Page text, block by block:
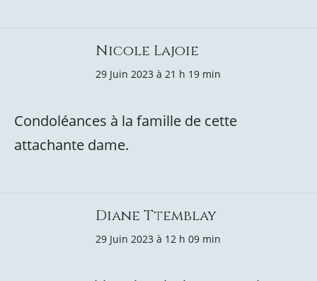
Nicole Lajoie
29 Juin 2023 à 21 h 19 min
Condoléances à la famille de cette
attachante dame.
Diane Ttemblay
29 Juin 2023 à 12 h 09 min